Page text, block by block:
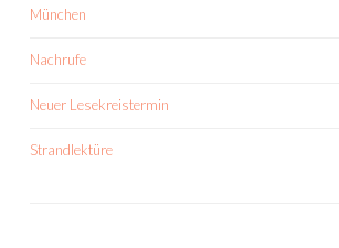
München
Nachrufe
Neuer Lesekreistermin
Strandlektüre